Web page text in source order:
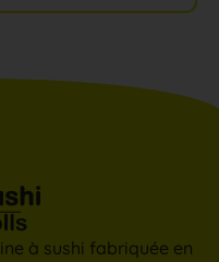
à sushi fabriquée en